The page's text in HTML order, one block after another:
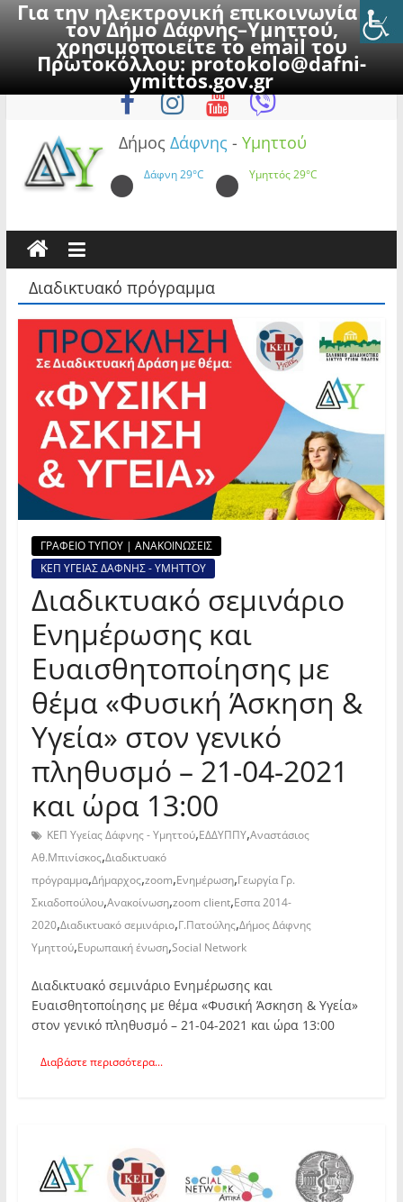
Για την ηλεκτρονική επικοινωνία με
τον Δήμο Δάφνης–Υμηττού,
χρησιμοποιείτε το email του
Πρωτοκόλλου:protokolo@dafni-
ymittos.gov.gr
to
Παρασκευή, 7 Αυγούστου 2026
Δήμος Δάφνης - Υμηττού
Δάφνη29°C Υμηττός29°C
Διαδικτυακό πρόγραμμα
ΓΡΑΦΕΙΟ ΤΥΠΟΥ | ΑΝΑΚΟΙΝΩΣΕΙΣ
ΚΕΠ ΥΓΕΙΑΣ ΔΑΦΝΗΣ - ΥΜΗΤΤΟΥ
Διαδικτυακό σεμινάριο
Ενημέρωσης και
Ευαισθητοποίησης με
θέμα «Φυσική Άσκηση &
Υγεία» στον γενικό
πληθυσμό – 21-04-2021
και ώρα 13:00
ΚΕΠ Υγείας Δάφνης - Υμηττού,ΕΔΔΥΠΠΥ,Αναστάσιος
Αθ.Μπινίσκος,Διαδικτυακό
πρόγραμμα,Δήμαρχος,zoom,Ενημέρωση,Γεωργία Γρ.
Σκιαδοπούλου,Ανακοίνωση,zoom client,Εσπα 2014-
2020,Διαδικτυακό σεμινάριο,Γ.Πατούλης,Δήμος Δάφνης
Υμηττού,Ευρωπαική ένωση,Social Network
Διαδικτυακό σεμινάριο Ενημέρωσης και
Ευαισθητοποίησης με θέμα «Φυσική Άσκηση & Υγεία»
στον γενικό πληθυσμό – 21-04-2021 και ώρα 13:00
Διαβάστε περισσότερα...